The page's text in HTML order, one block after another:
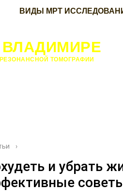
ВИДЫ МРТ
ТОМОГРАФИИ
›
и убрать